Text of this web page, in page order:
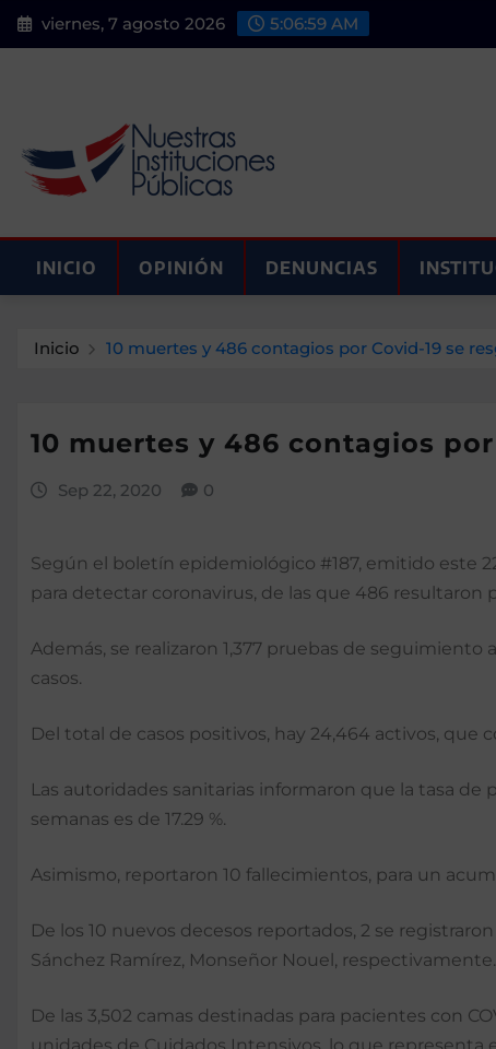
Saltar
al
viernes, 7 agosto 2026 5:07:00 AM
INICIO OPINIÓN DENUNCIAS
Inicio 10 muertes y 486 contagios por Covid-19 se
10 muertes y 486 contagios
Sep 22, 2020 0
Según el boletín epidemiológico #187, emitido este
para detectar coronavirus, de las que 486 resultaron
Además, se realizaron 1,377 pruebas de seguimiento
casos.
Del total de casos positivos, hay 24,464 activos, que
Las autoridades sanitarias informaron que la tasa de
semanas es de 17.29 %.
Asimismo, reportaron 10 fallecimientos, para un
De los 10 nuevos decesos reportados, 2 se
Sánchez Ramírez, Monseñor Nouel, respectivamente.
De las 3,502 camas destinadas para pacientes con